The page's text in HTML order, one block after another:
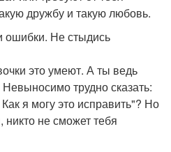
дружбу и такую любовь.
ошибки. Не стыдись
это умеют. А ты ведь
трудно сказать:
я могу это исправить"? Но
никто не сможет тебя